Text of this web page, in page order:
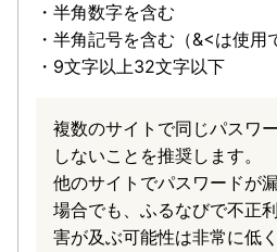
・半角数字を含む
・半角記号を含む（&<は使用
・9文字以上32文字以下
複数のサイトで同じパスワ
しないことを推奨します。
他のサイトでパスワードが
場合でも、ふるなびで不正
害が及ぶ可能性は非常に低